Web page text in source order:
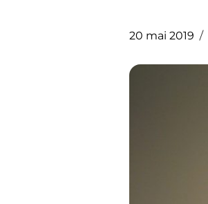
20 mai 2019